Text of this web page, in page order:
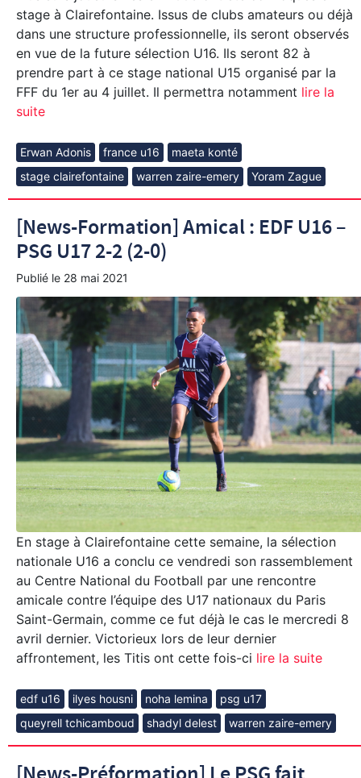
stage à Clairefontaine. Issus de clubs amateurs ou déjà
dans une structure professionnelle, ils seront observés
en vue de la future sélection U16. Ils seront 82 à
prendre part à ce stage national U15 organisé par la
FFF du 1er au 4 juillet. Il permettra notamment lire la
suite
Erwan Adonis france u16
maeta konté
stage clairefontaine
warren zaire-emery Yoram Zague
[News-Formation] Amical : EDF U16 –
PSG U17 2-2 (2-0)
Publié le 28 mai 2021
En stage à Clairefontaine cette semaine, la sélection
nationale U16 a conclu ce vendredi son rassemblement
au Centre National du Football par une rencontre
amicale contre l’équipe des U17 nationaux du Paris
Saint-Germain, comme ce fut déjà le cas le mercredi 8
avril dernier. Victorieux lors de leur dernier
affrontement, les Titis ont cette fois-ci lire la suite
edf u16 ilyes housni noha lemina
psg u17
queyrell tchicamboud
shadyl delest warren zaire-emery